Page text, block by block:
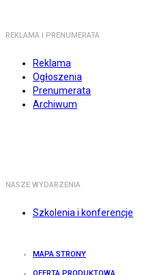
REKLAMA I PRENUMERATA
Reklama
Ogłoszenia
Prenumerata
Archiwum
NASZE WYDARZENIA
Szkolenia i konferencje
MAPA STRONY